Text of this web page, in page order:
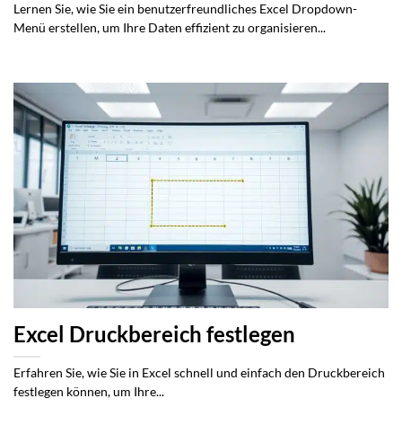
Lernen Sie, wie Sie ein benutzerfreundliches Excel Dropdown-
Menü erstellen, um Ihre Daten effizient zu organisieren...
Excel Druckbereich festlegen
Erfahren Sie, wie Sie in Excel schnell und einfach den Druckbereich
festlegen können, um Ihre...